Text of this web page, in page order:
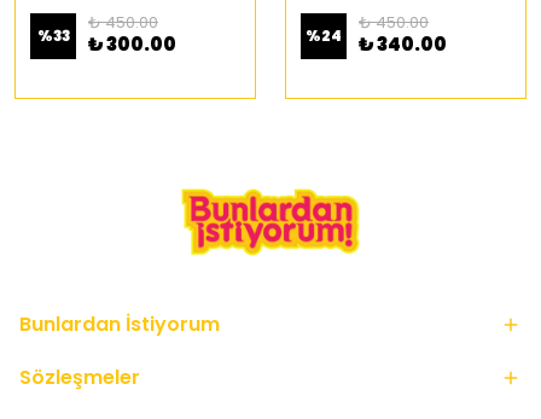
%33
₺ 450.00
₺ 300.00 %24
₺ 450.00
₺ 340.00
Bunlardan İstiyorum
Sözleşmeler